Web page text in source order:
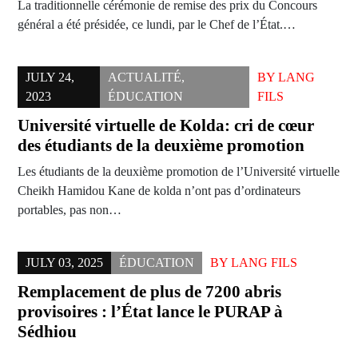
La traditionnelle cérémonie de remise des prix du Concours
général a été présidée, ce lundi, par le Chef de l’État.…
JULY 24,
2023
ACTUALITÉ,
ÉDUCATION
BYLANG
FILS
Université virtuelle de Kolda: cri de cœur
des étudiants de la deuxième promotion
Les étudiants de la deuxième promotion de l’Université virtuelle
Cheikh Hamidou Kane de kolda n’ont pas d’ordinateurs
portables, pas non…
JULY 03, 2025 ÉDUCATION BY LANG FILS
Remplacement de plus de 7200 abris
provisoires : l’État lance le PURAP à
Sédhiou